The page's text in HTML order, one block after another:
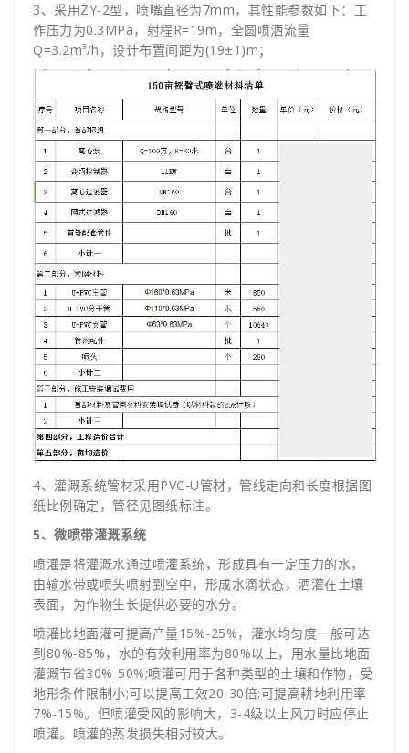
3、采用ZY-2型，喷嘴直径为7mm，其性能参数如下：工
作压力为0.3MPa，射程R=19m，全圆喷洒流量
Q=3.2m³/h，设计布置间距为(19±1)m；
4、灌溉系统管材采用PVC-U管材，管线走向和长度根据图
纸比例确定，管径见图纸标注。
5、微喷带灌溉系统
喷灌是将灌溉水通过喷灌系统，形成具有一定压力的水，
由输水带或喷头喷射到空中，形成水滴状态，洒灌在土壤
表面，为作物生长提供必要的水分。
喷灌比地面灌可提高产量15%-25%，灌水均匀度一般可达
到80%-85%，水的有效利用率为80%以上，用水量比地面
灌溉节省30%-50%;喷灌可用于各种类型的土壤和作物，受
地形条件限制小;可以提高工效20-30倍;可提高耕地利用率
7%-15%。但喷灌受风的影响大，3-4级以上风力时应停止
喷灌。喷灌的蒸发损失相对较大。